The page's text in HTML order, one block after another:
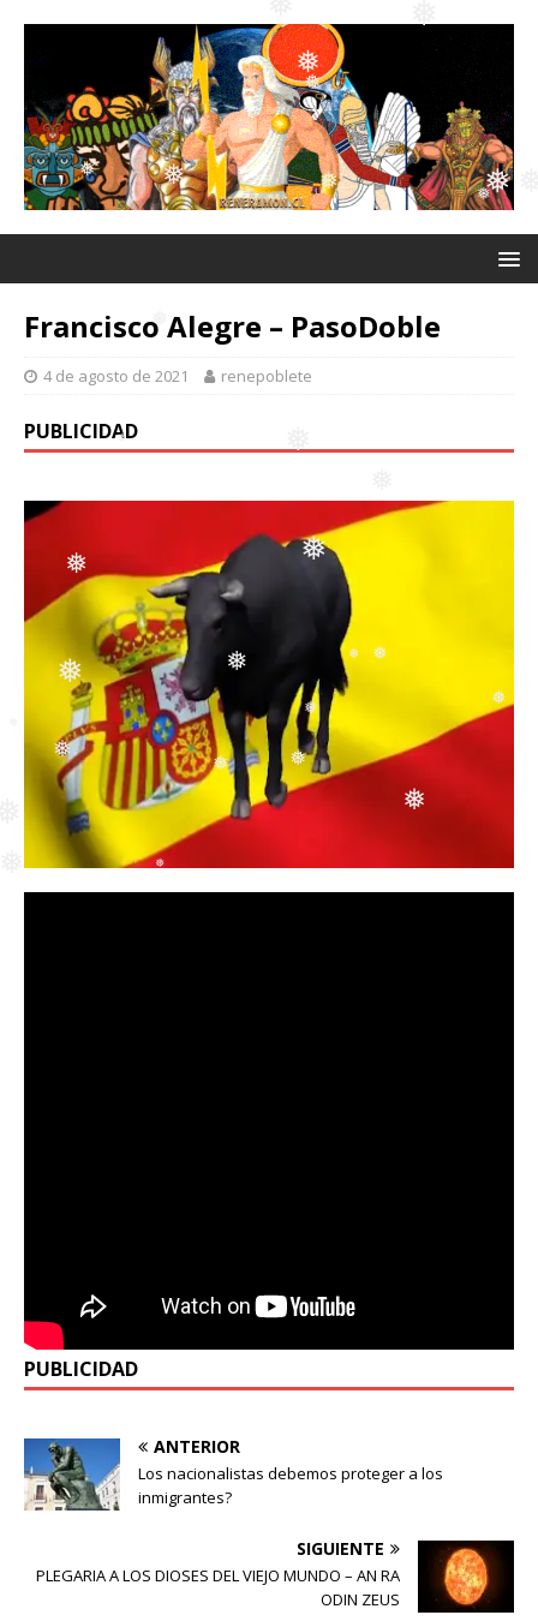
❅
❅
❅
❅ ❅
❅ ❅
❅
❅
❅
❅
❅
❅
❅
❅
❅
❅
Francisco Alegre – PasoDoble
4 de agosto de 2021 renepoblete
PUBLICIDAD
PUBLICIDAD
ANTERIOR
Los nacionalistas debemos proteger a los
inmigrantes?
SIGUIENTE
PLEGARIA A LOS DIOSES DEL VIEJO MUNDO – AN RA
ODIN ZEUS